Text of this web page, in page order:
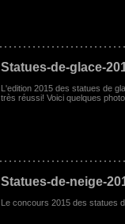
Statues-de-glace-
L'edition 2015 des statues de
très réussi! Voici quelques
Statues-de-neige-
Le concours 2015 des statues